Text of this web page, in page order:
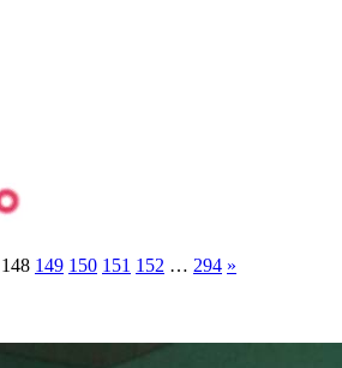
148 149 150 151 152 … 294 »